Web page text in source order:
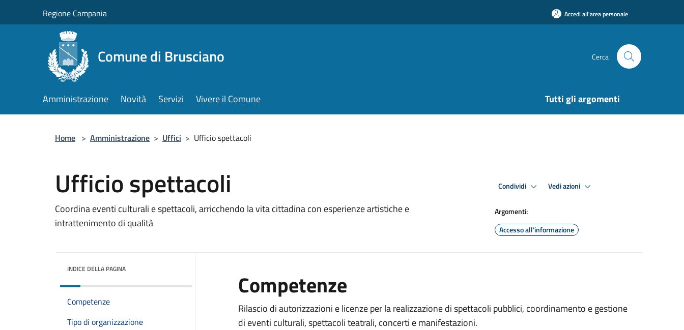
Regione Campania Accedi all'area personale
Comune di Brusciano Cerca
Amministrazione Novità Servizi Vivere il Comune Tutti gli argomenti
Home > Amministrazione > Uffici > Ufficio spettacoli
Ufficio spettacoli
Coordina eventi culturali e spettacoli, arricchendo la vita cittadina con esperienze artistiche e
intrattenimento di qualità
Condividi Vedi azioni
Argomenti:
Accesso all'informazione
INDICE DELLA PAGINA
Competenze
Tipo di organizzazione
Competenze
Rilascio di autorizzazioni e licenze per la realizzazione di spettacoli pubblici, coordinamento e gestione
di eventi culturali, spettacoli teatrali, concerti e manifestazioni.